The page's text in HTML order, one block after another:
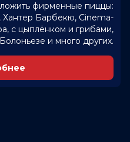
фирменные пиццы:
Хантер Барбекю, Cinema-
с цыплёнком и грибами,
Болоньезе и много других.